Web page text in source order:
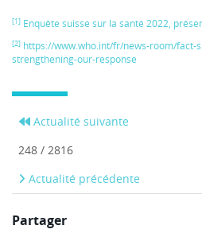
[1] Enquête suisse sur la santé 2022,
[2] https://www.who.int/fr/news-room/fact-
strengthening-our-response
Actualité suivante
248 / 2816
Actualité précédente
Partager